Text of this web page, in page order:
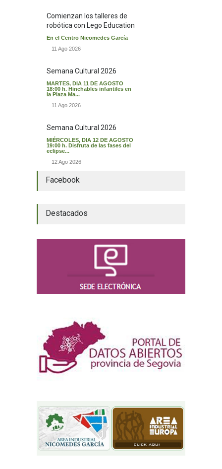
Comienzan los talleres de
robótica con Lego Education
En el Centro Nicomedes García
11 Ago 2026
Semana Cultural 2026
MARTES, DIA 11 DE AGOSTO
18:00 h. Hinchables infantiles en
la Plaza Ma...
11 Ago 2026
Semana Cultural 2026
MIÉRCOLES, DIA 12 DE AGOSTO
19:00 h. Disfruta de las fases del
eclipse...
12 Ago 2026
Facebook
Destacados